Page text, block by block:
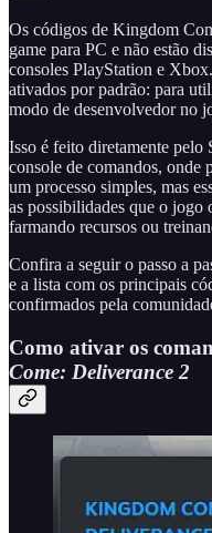
Os códigos de Kingdom
game para PC e não estão
consoles PlayStation e
ativados por padrão: para
modo de desenvolvedor no
Isso é feito diretamente pelo
console de comandos, onde
um processo simples, mas
as possibilidades que o jogo
farmando recursos ou
Confira a seguir o passo a
e a lista com os principais
confirmados pela
Como ativar os
Come: Deliverance 2